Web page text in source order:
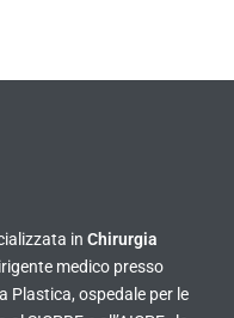
in Chirurgia
medico presso
Plastica, ospedale per le